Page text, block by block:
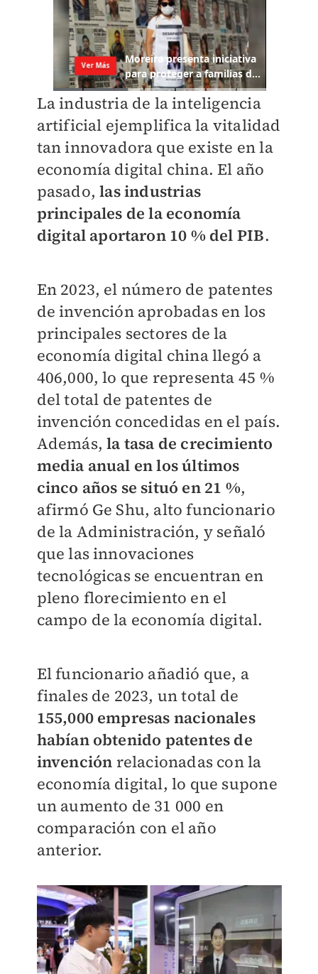
La industria de la inteligencia
artificial ejemplifica la vitalidad
tan innovadora que existe en la
economía digital china. El año
pasado,las industrias
principales de la economía
digital aportaron 10 % del PIB.
En 2023, el número de patentes
de invención aprobadas en los
principales sectores de la
economía digital china llegó a
406,000, lo que representa 45 %
del total de patentes de
invención concedidas en el país.
Además,la tasa de crecimiento
media anual en los últimos
cinco años se situó en 21 %,
afirmó Ge Shu, alto funcionario
de la Administración, y señaló
que las innovaciones
tecnológicas se encuentran en
pleno florecimiento en el
campo de la economía digital.
El funcionario añadió que, a
finales de 2023, un total de
155,000 empresas nacionales
habían obtenido patentes de
invención relacionadas con la
economía digital, lo que supone
un aumento de 31 000 en
comparación con el año
anterior.